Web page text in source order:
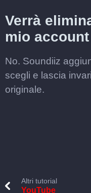
Verrà
mio account
No. Soundiiz
scegli e lascia
originale.
Altri tutorial
YouTube